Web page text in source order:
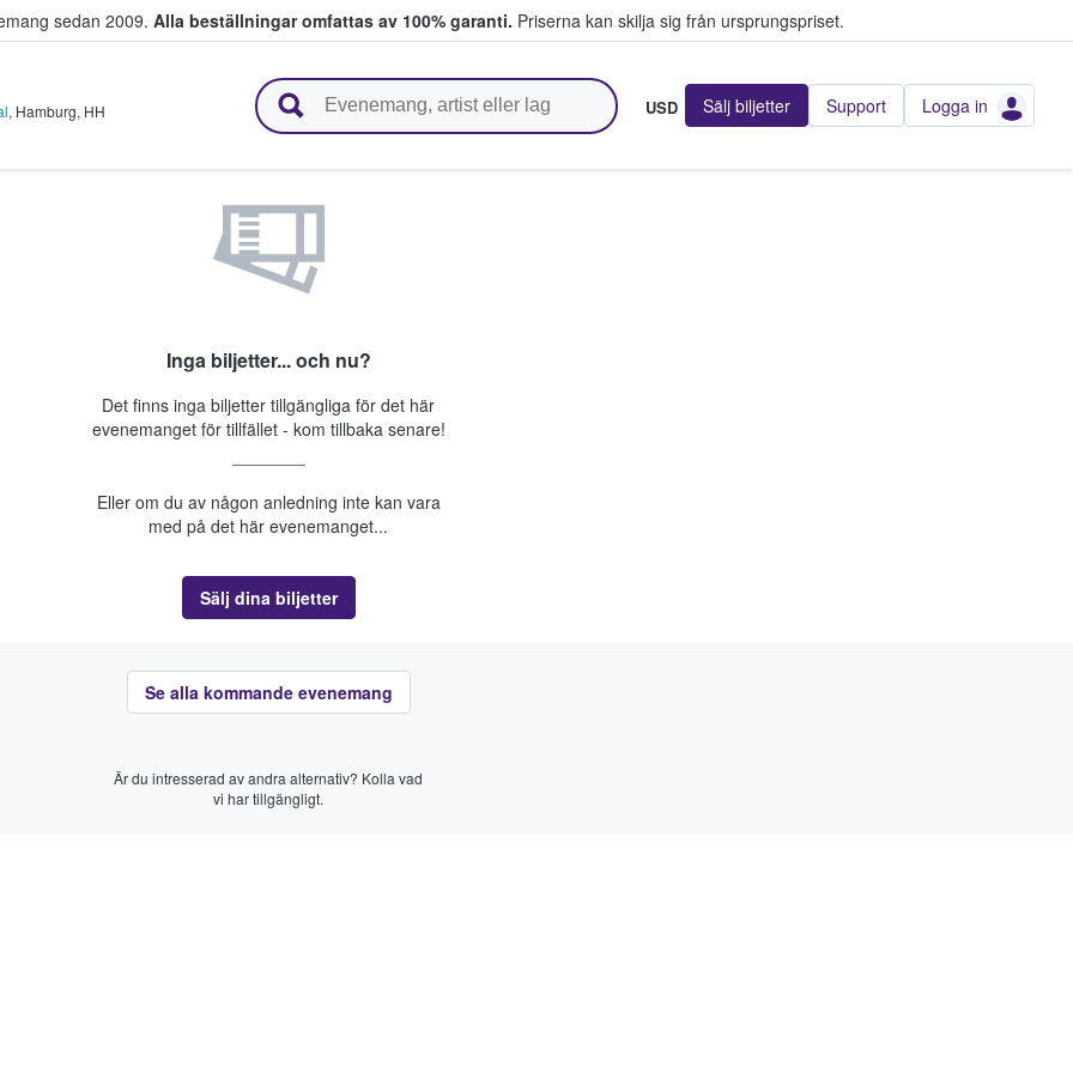
sedan 2009. Alla beställningar omfattas av 100% garanti. Priserna kan skilja sig från ursprungspriset.
biljetter.
, Hamburg, HH USD Sälj biljetter Support Logga in
Inga biljetter... och nu?
Det finns inga biljetter tillgängliga för det här
evenemanget för tillfället - kom tillbaka senare!
Eller om du av någon anledning inte kan vara
med på det här evenemanget...
Sälj dina biljetter
Se alla kommande evenemang
Är du intresserad av andra alternativ? Kolla vad
vi har tillgängligt.